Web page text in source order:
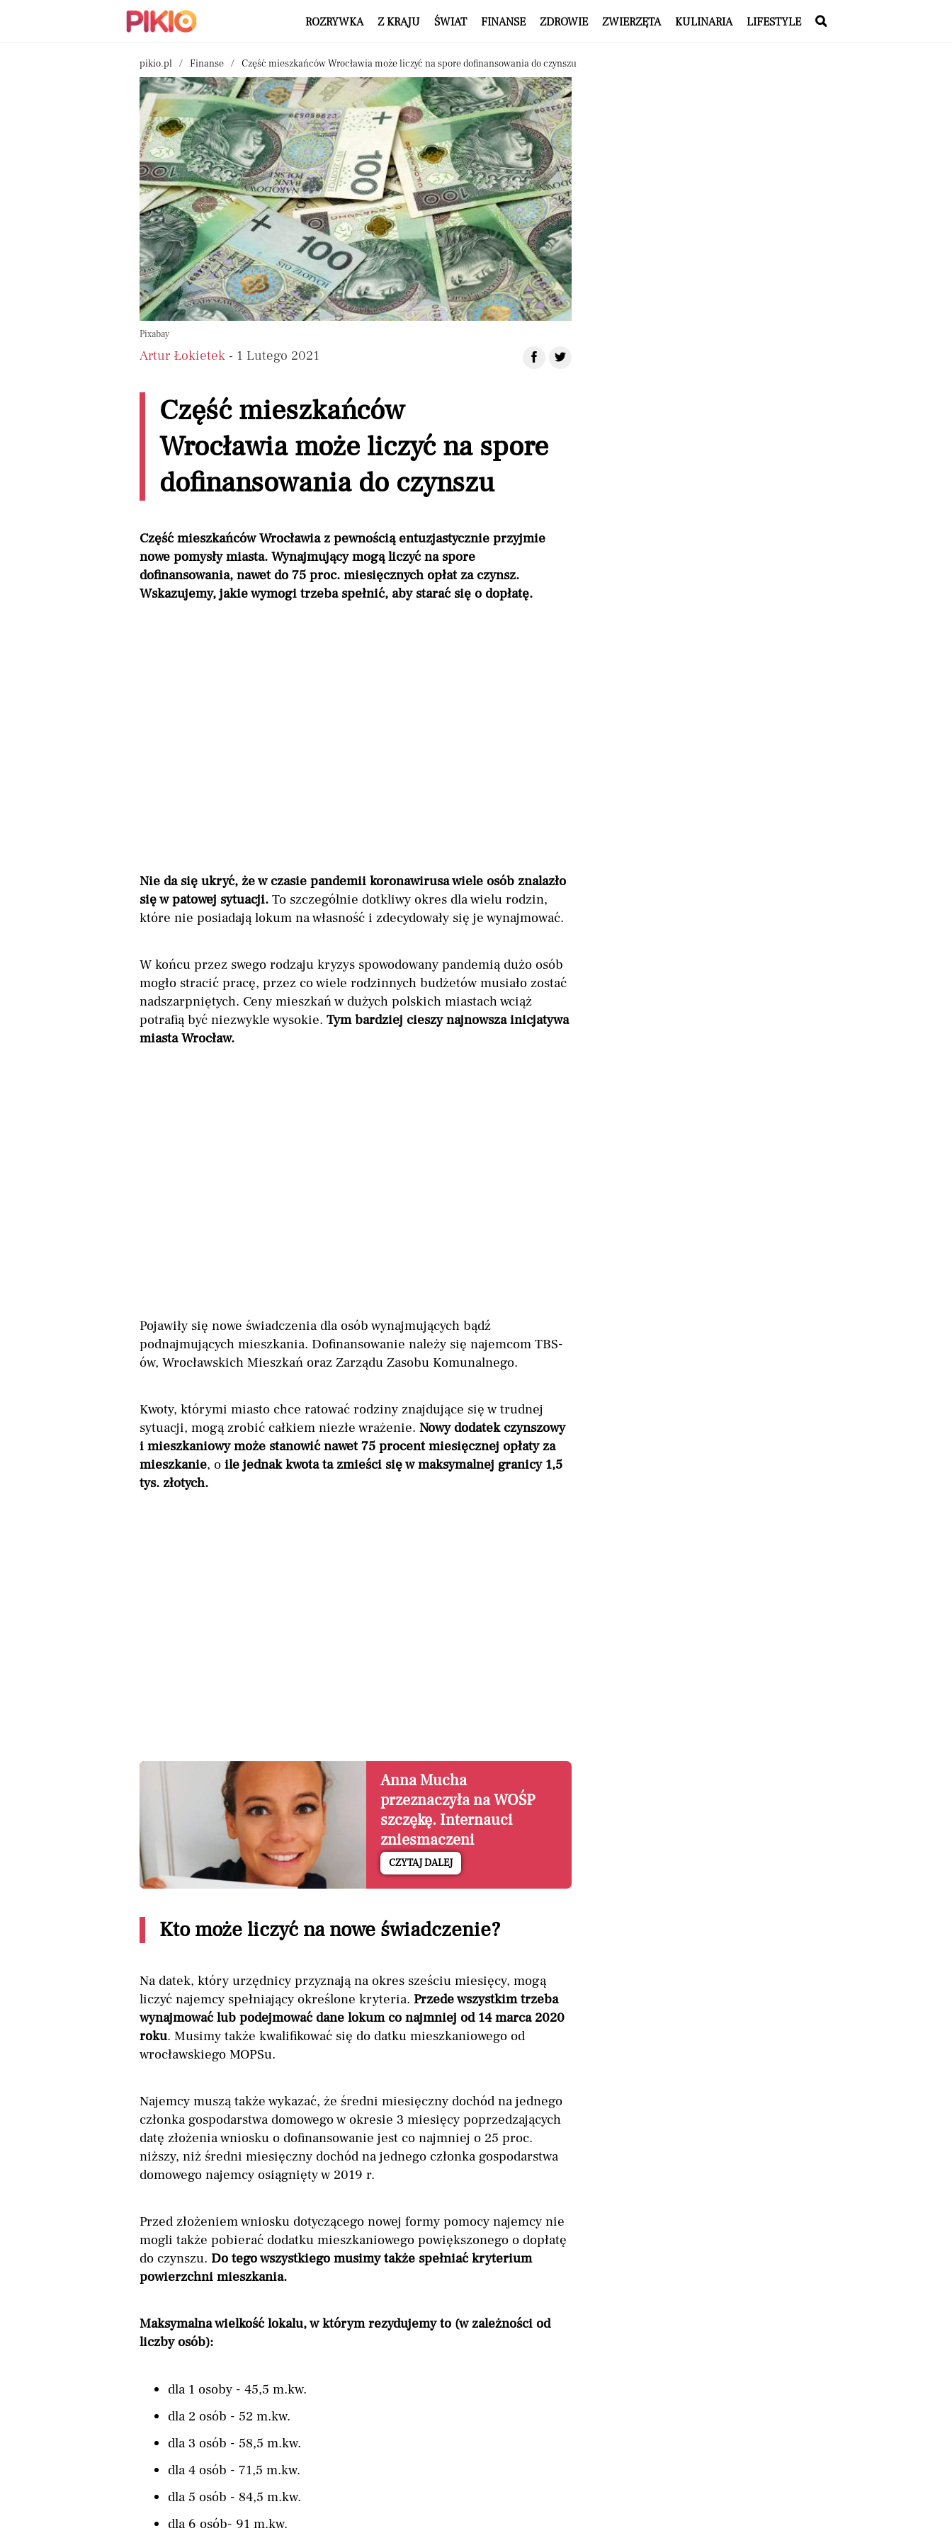
ROZRYWKA Z KRAJU ŚWIAT FINANSE ZDROWIE ZWIERZĘTA KULINARIA LIFESTYLE
pikio.pl Finanse Część mieszkańców Wrocławia może liczyć na spore dofinansowania do czynszu
Pixabay
Artur Łokietek - 1 Lutego 2021
Część mieszkańców
Wrocławia może liczyć na spore
dofinansowania do czynszu
Część mieszkańców Wrocławia z pewnością entuzjastycznie przyjmie
nowe pomysły miasta. Wynajmujący mogą liczyć na spore
dofinansowania, nawet do 75 proc. miesięcznych opłat za czynsz.
Wskazujemy, jakie wymogi trzeba spełnić, aby starać się o dopłatę.
Nie da się ukryć, że w czasie pandemii koronawirusa wiele osób znalazło
się w patowej sytuacji. To szczególnie dotkliwy okres dla wielu rodzin,
które nie posiadają lokum na własność i zdecydowały się je wynajmować.
W końcu przez swego rodzaju kryzys spowodowany pandemią dużo osób
mogło stracić pracę, przez co wiele rodzinnych budżetów musiało zostać
nadszarpniętych. Ceny mieszkań w dużych polskich miastach wciąż
potrafią być niezwykle wysokie. Tym bardziej cieszy najnowsza inicjatywa
miasta Wrocław.
Pojawiły się nowe świadczenia dla osób wynajmujących bądź
podnajmujących mieszkania. Dofinansowanie należy się najemcom TBS-
ów, Wrocławskich Mieszkań oraz Zarządu Zasobu Komunalnego.
Kwoty, którymi miasto chce ratować rodziny znajdujące się w trudnej
sytuacji, mogą zrobić całkiem niezłe wrażenie. Nowy dodatek czynszowy
i mieszkaniowy może stanowić nawet 75 procent miesięcznej opłaty za
mieszkanie, o ile jednak kwota ta zmieści się w maksymalnej granicy 1,5
tys. złotych.
Anna Mucha
przeznaczyła na WOŚP
szczękę. Internauci
zniesmaczeni
CZYTAJ DALEJ
Kto może liczyć na nowe świadczenie?
Na datek, który urzędnicy przyznają na okres sześciu miesięcy, mogą
liczyć najemcy spełniający określone kryteria. Przede wszystkim trzeba
wynajmować lub podejmować dane lokum co najmniej od 14 marca 2020
roku. Musimy także kwalifikować się do datku mieszkaniowego od
wrocławskiego MOPSu.
Najemcy muszą także wykazać, że średni miesięczny dochód na jednego
członka gospodarstwa domowego w okresie 3 miesięcy poprzedzających
datę złożenia wniosku o dofinansowanie jest co najmniej o 25 proc.
niższy, niż średni miesięczny dochód na jednego członka gospodarstwa
domowego najemcy osiągnięty w 2019 r.
Przed złożeniem wniosku dotyczącego nowej formy pomocy najemcy nie
mogli także pobierać dodatku mieszkaniowego powiększonego o dopłatę
do czynszu. Do tego wszystkiego musimy także spełniać kryterium
powierzchni mieszkania.
Maksymalna wielkość lokalu, w którym rezydujemy to (w zależności od
liczby osób):
dla 1 osoby - 45,5 m.kw.
dla 2 osób - 52 m.kw.
dla 3 osób - 58,5 m.kw.
dla 4 osób - 71,5 m.kw.
dla 5 osób - 84,5 m.kw.
dla 6 osób- 91 m.kw.